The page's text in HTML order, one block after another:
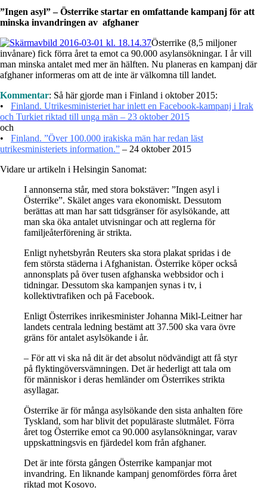
”Ingen asyl” – Österrike startar en omfattande kampanj för att
minska invandringen av afghaner
Österrike (8,5 miljoner
invånare) fick förra året ta emot ca 90.000 asylansökningar. I år vill
man minska antalet med mer än hälften. Nu planeras en kampanj där
afghaner informeras om att de inte är välkomna till landet.
Kommentar: Så här gjorde man i Finland i oktober 2015:
•
Finland. Utrikesministeriet har inlett en Facebook-kampanj i Irak
och Turkiet riktad till unga män – 23 oktober 2015
och
• Finland. ”Över 100.000 irakiska män har redan läst
utrikesministeriets information.” – 24 oktober 2015
Vidare ur artikeln i Helsingin Sanomat:
I annonserna står, med stora bokstäver: ”Ingen asyl i
Österrike”. Skälet anges vara ekonomiskt. Dessutom
berättas att man har satt tidsgränser för asylsökande, att
man ska öka antalet utvisningar och att reglerna för
familjeåterförening är strikta.
Enligt nyhetsbyrån Reuters ska stora plakat spridas i de
fem största städerna i Afghanistan. Österrike köper också
annonsplats på över tusen afghanska webbsidor och i
tidningar. Dessutom ska kampanjen synas i tv, i
kollektivtrafiken och på Facebook.
Enligt Österrikes inrikesminister Johanna Mikl-Leitner har
landets centrala ledning bestämt att 37.500 ska vara övre
gräns för antalet asylsökande i år.
– För att vi ska nå dit är det absolut nödvändigt att få styr
på flyktingöversvämningen. Det är hederligt att tala om
för människor i deras hemländer om Österrikes strikta
asyllagar.
Österrike är för många asylsökande den sista anhalten före
Tyskland, som har blivit det populäraste slutmålet. Förra
året tog Österrike emot ca 90.000 asylansökningar, varav
uppskattningsvis en fjärdedel kom från afghaner.
Det är inte första gången Österrike kampanjar mot
invandring. En liknande kampanj genomfördes förra året
riktad mot Kosovo.